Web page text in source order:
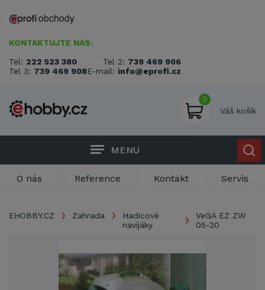
KONTAKTUJTE NÁS:
Tel: 222 523 380 Tel 2: 739 469 906
Tel 3: 739 469 908E-mail: info@eprofi.cz
0
Váš košík
MENU
O nás Reference Kontakt Servis
EHOBBY.CZ Zahrada
Hadicové
navijáky
VeGA EZ ZW
05-20